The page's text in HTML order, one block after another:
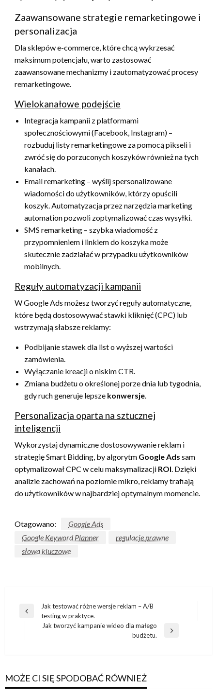
Zaawansowane strategie remarketingowe i
personalizacja
Dla sklepów e-commerce, które chcą wykrzesać
maksimum potencjału, warto zastosować
zaawansowane mechanizmy i zautomatyzować procesy
remarketingowe.
Wielokanałowe podejście
Integracja kampanii z platformami
społecznościowymi (Facebook, Instagram) –
rozbuduj listy remarketingowe za pomocą pikseli i
zwróć się do porzuconych koszyków również na tych
kanałach.
Email remarketing – wyślij spersonalizowane
wiadomości do użytkowników, którzy opuścili
koszyk. Automatyzacja przez narzędzia marketing
automation pozwoli zoptymalizować czas wysyłki.
SMS remarketing – szybka wiadomość z
przypomnieniem i linkiem do koszyka może
skutecznie zadziałać w przypadku użytkowników
mobilnych.
Reguły automatyzacji kampanii
W Google Ads możesz tworzyć reguły automatyczne,
które będą dostosowywać stawki kliknięć (CPC) lub
wstrzymają słabsze reklamy:
Podbijanie stawek dla list o wyższej wartości
zamówienia.
Wyłączanie kreacji o niskim CTR.
Zmiana budżetu o określonej porze dnia lub tygodnia,
gdy ruch generuje lepsze konwersje.
Personalizacja oparta na sztucznej
inteligencji
Wykorzystaj dynamiczne dostosowywanie reklam i
strategię Smart Bidding, by algorytm Google Ads sam
optymalizował CPC w celu maksymalizacji ROI. Dzięki
analizie zachowań na poziomie mikro, reklamy trafiają
do użytkowników w najbardziej optymalnym momencie.
Otagowano:
Google Ads
Google Keyword Planner
regulacje prawne
słowa kluczowe
Nawigacja
wpisu
Poprzedni
Jak testować różne wersje reklam – A/B
testing w praktyce.
Jak tworzyć kampanie wideo dla małego
budżetu.
MOŻE CI SIĘ SPODOBAĆ RÓWNIEŻ